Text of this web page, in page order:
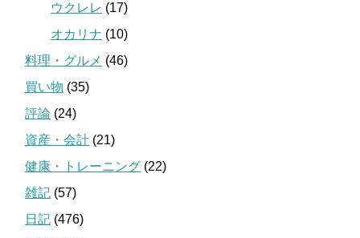
ウクレレ (17)
オカリナ (10)
料理・グルメ (46)
買い物 (35)
評論 (24)
資産・会計 (21)
健康・トレーニング (22)
雑記 (57)
日記 (476)